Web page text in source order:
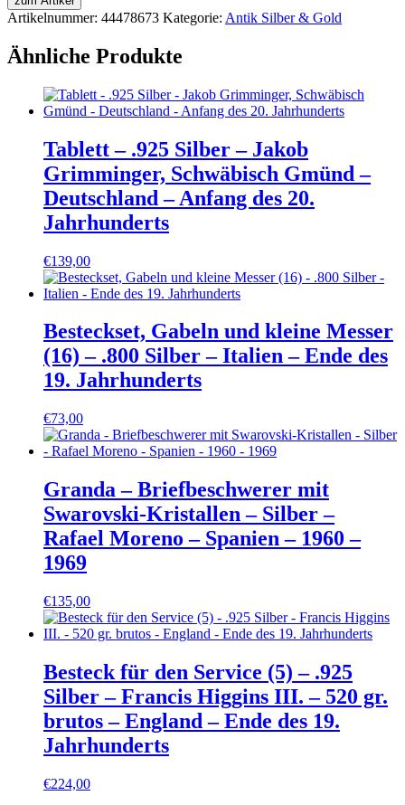
Artikelnummer: 44478673 Kategorie: Antik Silber & Gold
Ähnliche Produkte
Tablett – .925 Silber – Jakob
Grimminger, Schwäbisch Gmünd –
Deutschland – Anfang des 20.
Jahrhunderts
€139,00
Besteckset, Gabeln und kleine Messer
(16) – .800 Silber – Italien – Ende des
19. Jahrhunderts
€73,00
Granda – Briefbeschwerer mit
Swarovski-Kristallen – Silber –
Rafael Moreno – Spanien – 1960 –
1969
€135,00
Besteck für den Service (5) – .925
Silber – Francis Higgins III. – 520 gr.
brutos – England – Ende des 19.
Jahrhunderts
€224,00